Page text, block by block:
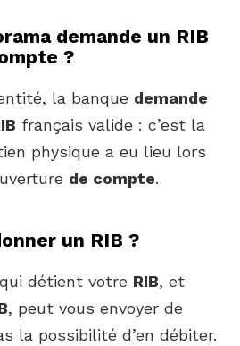
demande un RIB
?
la banque demande
français valide : c’est la
physique a eu lieu lors
de compte.
un RIB ?
détient votre RIB, et
, peut vous envoyer de
la possibilité d’en débiter.